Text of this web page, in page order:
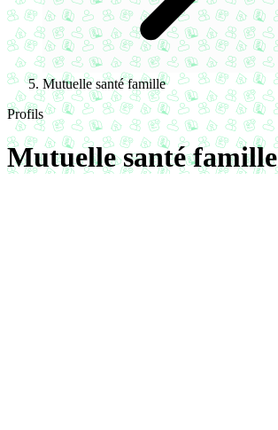
Mutuelle santé famille
Profils
Mutuelle santé famille